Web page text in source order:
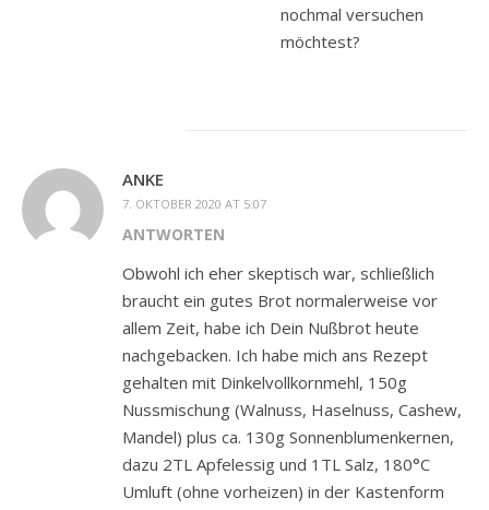
nochmal versuchen
möchtest?
ANKE
7. OKTOBER 2020 AT 5:07
ANTWORTEN
Obwohl ich eher skeptisch war, schließlich
braucht ein gutes Brot normalerweise vor
allem Zeit, habe ich Dein Nußbrot heute
nachgebacken. Ich habe mich ans Rezept
gehalten mit Dinkelvollkornmehl, 150g
Nussmischung (Walnuss, Haselnuss, Cashew,
Mandel) plus ca. 130g Sonnenblumenkernen,
dazu 2TL Apfelessig und 1TL Salz, 180°C
Umluft (ohne vorheizen) in der Kastenform